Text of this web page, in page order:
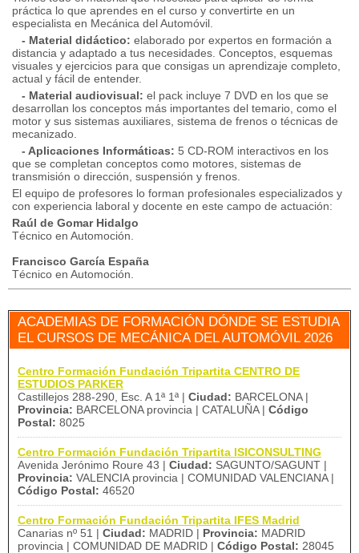
práctica lo que aprendes en el curso y convertirte en un
especialista en Mecánica del Automóvil.
- Material didáctico: elaborado por expertos en formación a
distancia y adaptado a tus necesidades. Conceptos, esquemas
visuales y ejercicios para que consigas un aprendizaje completo,
actual y fácil de entender.
- Material audiovisual: el pack incluye 7 DVD en los que se
desarrollan los conceptos más importantes del temario, como el
motor y sus sistemas auxiliares, sistema de frenos o técnicas de
mecanizado.
- Aplicaciones Informáticas: 5 CD-ROM interactivos en los
que se completan conceptos como motores, sistemas de
transmisión o dirección, suspensión y frenos.
El equipo de profesores lo forman profesionales especializados y
con experiencia laboral y docente en este campo de actuación:
Raúl de Gomar Hidalgo
Técnico en Automoción.
Francisco García España
Técnico en Automoción.
ACADEMIAS DE FORMACIÓN DÓNDE SE ESTUDIA
EL CURSOS DE MECÁNICA DEL AUTOMÓVIL 2026
Centro Formación Fundación Tripartita CENTRO DE
ESTUDIOS PARKER
Castillejos 288-290, Esc. A 1ª 1ª | Ciudad: BARCELONA |
Provincia: BARCELONA provincia | CATALUÑA | Código
Postal: 8025
Centro Formación Fundación Tripartita ISICONSULTING
Avenida Jerónimo Roure 43 | Ciudad: SAGUNTO/SAGUNT |
Provincia: VALENCIA provincia | COMUNIDAD VALENCIANA |
Código Postal: 46520
Centro Formación Fundación Tripartita IFES Madrid
Canarias nº 51 | Ciudad: MADRID | Provincia: MADRID
provincia | COMUNIDAD DE MADRID | Código Postal: 28045